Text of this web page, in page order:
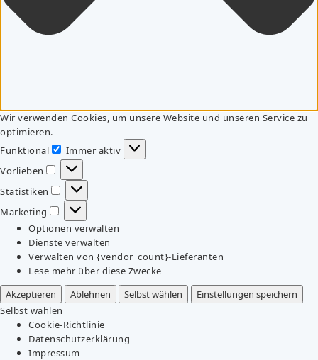
Wir verwenden Cookies, um unsere Website und unseren Service zu
optimieren.
Funktional
Funktional
Immer aktiv
Vorlieben
Vorlieben
Statistiken
Statistiken
Marketing
Marketing
Optionen verwalten
Dienste verwalten
Verwalten von {vendor_count}-Lieferanten
Lese mehr über diese Zwecke
Akzeptieren
Ablehnen Selbst wählen
Einstellungen speichern
Selbst wählen
Cookie-Richtlinie
Datenschutzerklärung
Impressum